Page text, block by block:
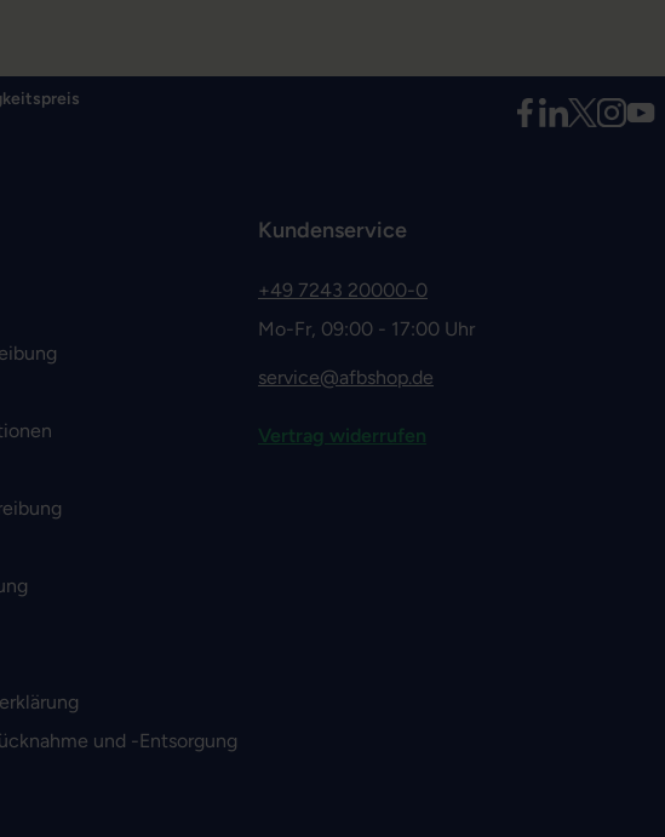
und -Entsorgung
Kundenservice
+49 7243 20000-0
Mo-Fr, 09:00 - 17:00 Uhr
service@afbshop.de
Vertrag widerrufen